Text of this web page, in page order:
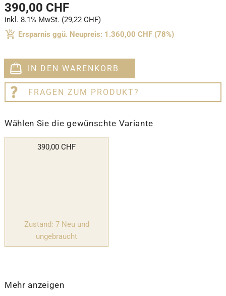
390,00 CHF
inkl. 8.1% MwSt. (29,22 CHF)
Ersparnis ggü. Neupreis: 1.360,00 CHF (78%)
IN DEN WARENKORB
FRAGEN ZUM PRODUKT?
Wählen Sie die gewünschte Variante
390,00 CHF
Zustand: 7 Neu und
ungebraucht
Mehr anzeigen